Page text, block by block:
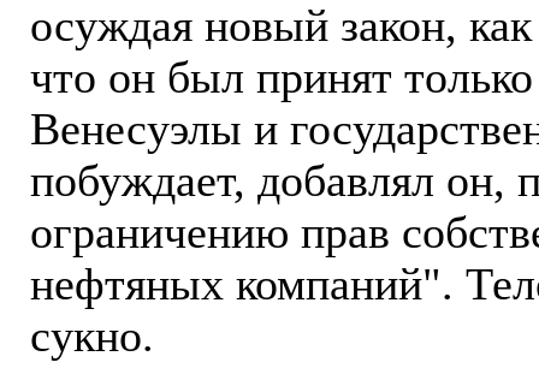
осуждая новый закон,
что он был принят
Венесуэлы и
побуждает, добавлял он,
ограничению прав
нефтяных компаний".
сукно.